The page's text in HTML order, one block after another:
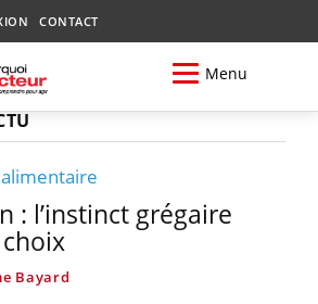
CONTACT
Menu
: l’instinct grégaire
Bayard